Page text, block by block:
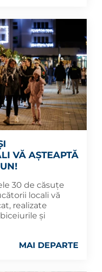
VĂ AȘTEAPTĂ
30 de căsuțe
locali vă
realizate
și
MAI DEPARTE